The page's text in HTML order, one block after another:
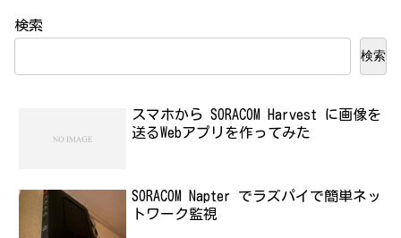
検索
検索
スマホから SORACOM Harvest に画像を
送るWebアプリを作ってみた
SORACOM Napter でラズパイで簡単ネッ
トワーク監視